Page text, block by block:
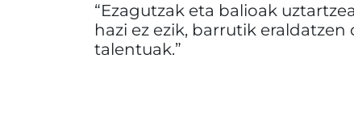
Ezagutzak eta balioak
hazi ez ezik, barrutik eraldatzen
talentuak.